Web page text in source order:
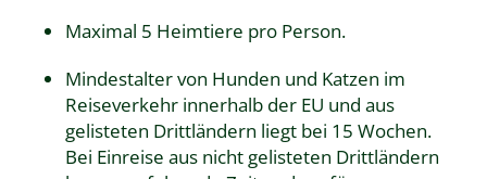
Maximal 5 Heimtiere pro Person.
Mindestalter von Hunden und Katzen im
Reiseverkehr innerhalb der EU und aus
gelisteten Drittländern liegt bei 15 Wochen.
Bei Einreise aus nicht gelisteten Drittländern